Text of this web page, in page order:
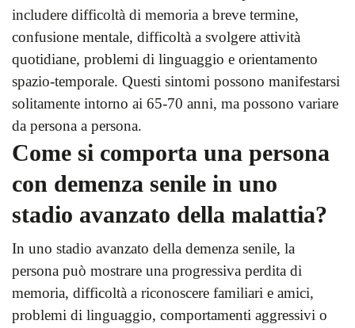
includere difficoltà di memoria a breve termine,
confusione mentale, difficoltà a svolgere attività
quotidiane, problemi di linguaggio e orientamento
spazio-temporale. Questi sintomi possono manifestarsi
solitamente intorno ai 65-70 anni, ma possono variare
da persona a persona.
Come si comporta una persona
con demenza senile in uno
stadio avanzato della malattia?
In uno stadio avanzato della demenza senile, la
persona può mostrare una progressiva perdita di
memoria, difficoltà a riconoscere familiari e amici,
problemi di linguaggio, comportamenti aggressivi o